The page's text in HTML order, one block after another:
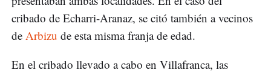
cribado de Echarri-Aranaz, se citó también a vecinos
de Arbizu de esta misma franja de edad.
En el cribado llevado a cabo en Villafranca, las